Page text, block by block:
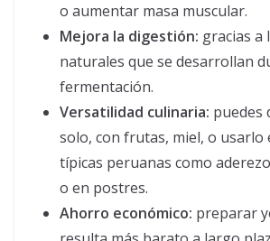
o aumentar masa muscular.
Mejora la digestión: gracias a
naturales que se desarrollan
fermentación.
Versatilidad culinaria: puedes
solo, con frutas, miel, o usarlo
típicas peruanas como
o en postres.
Ahorro económico: preparar